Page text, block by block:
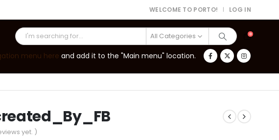
WELCOME TO PORTO! | LOG IN
All Categories 0
menu here and add it to the "Main menu" location.
yet. )